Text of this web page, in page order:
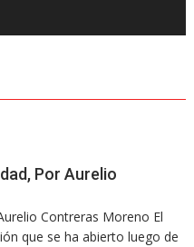
Por Aurelio
Contreras Moreno El
que se ha abierto luego de